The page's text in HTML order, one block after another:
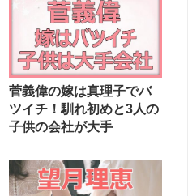
菅義偉の嫁は真理子でバ
ツイチ！馴れ初めと3人の
子供の会社が大手